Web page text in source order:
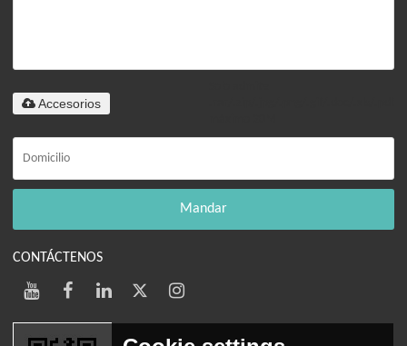
Accesorios
Mandar
CONTÁCTENOS